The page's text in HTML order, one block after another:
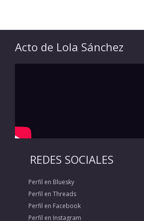
Acto de Lola Sánchez
REDES SOCIALES
Perfil en Bluesky
Perfil en Threads
Perfil en Facebook
Perfil en Instagram